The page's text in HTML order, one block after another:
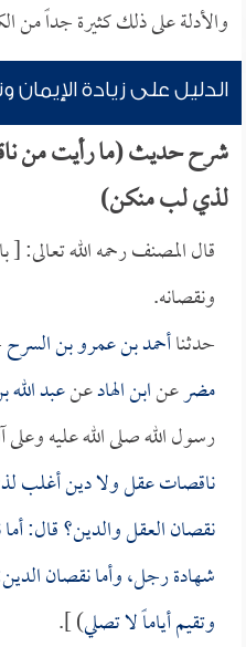
والأدلة على ذلك كثيرة جداً من
الدليل على زيادة الإيمان
شرح حديث (ما رأيت من
لذي لب منكن)
قال المصنف رحمه الله تعالى: [
ونقصانه.
حدثناأحمد بن عمرو بن السرح
مضرعنابن الهادعنعبد الله
رسول الله صلى الله عليه
ناقصات عقل ولا دين أغلب
نقصان العقل والدين؟ قال:
شهادة رجل، وأما نقصان
وتقيم أياماً لا تصلي) ].